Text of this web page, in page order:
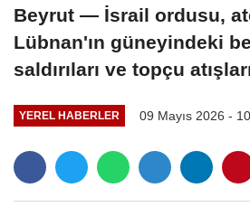
Beyrut — İsrail ordusu,
Lübnan'ın güneyindeki
saldırıları ve topçu
YEREL HABERLER 09 Mayıs 2026 -